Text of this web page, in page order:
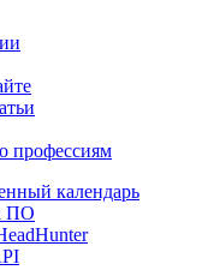
профессиям
календарь
ПО